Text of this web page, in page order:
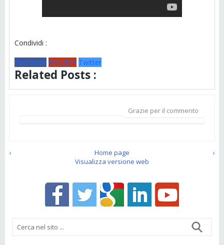
Condividi :
Facebook Google+ Twitter
Related Posts :
Grazie per il commento
‹ ›
Home page
Visualizza versione web